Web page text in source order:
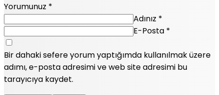
Yorumunuz *
Adınız *
E-Posta *
Bir dahaki sefere yorum yaptığımda kullanılmak üzere
adımı, e-posta adresimi ve web site adresimi bu
tarayıcıya kaydet.